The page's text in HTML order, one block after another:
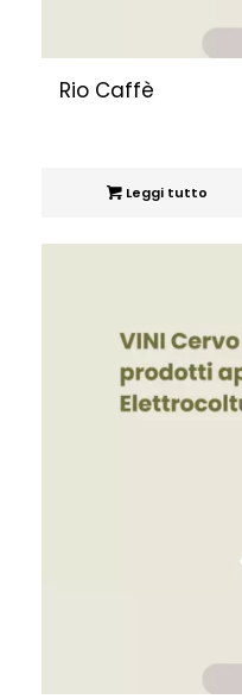
Rio Caffè
Leggi tutto